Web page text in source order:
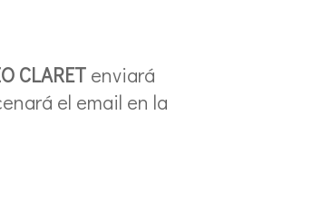
CLARET enviará
el email en la